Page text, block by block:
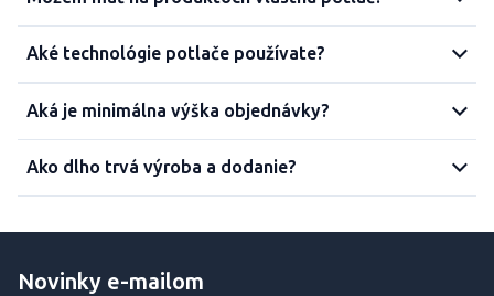
Aké technológie potlače používate?
Aká je minimálna výška objednávky?
Ako dlho trvá výroba a dodanie?
Novinky e-mailom